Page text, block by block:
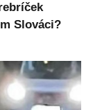
Slováci?